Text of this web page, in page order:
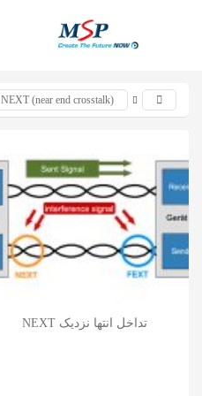
خود به اشتراک بگذارید.
NEXT (near end crosstalk)
تداخل انتها نزدیک NEXT